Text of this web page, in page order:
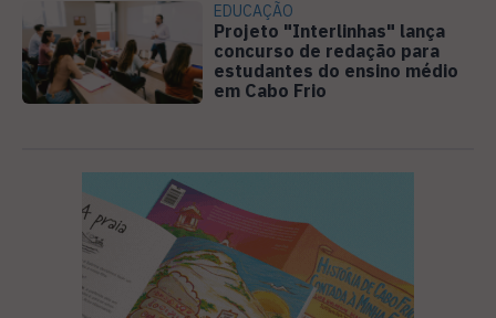
EDUCAÇÃO
Projeto "Interlinhas" lança
concurso de redação para
estudantes do ensino médio
em Cabo Frio